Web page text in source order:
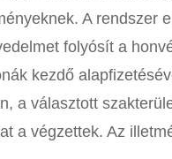
A rendszer
folyósít a
kezdő
a választott
a végzettek. Az